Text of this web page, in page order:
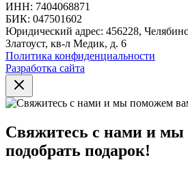
ИНН: 7404068871
БИК: 047501602
Юридический адрес: 456228,
Златоуст, кв-л Медик, д. 6
Политика конфиденциальности
Разработка сайта
Свяжитесь с нами и
подобрать подарок!